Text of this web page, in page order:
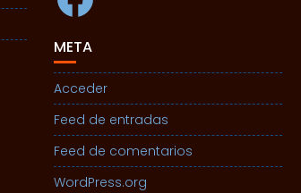
META
Acceder
Feed de entradas
Feed de comentarios
WordPress.org